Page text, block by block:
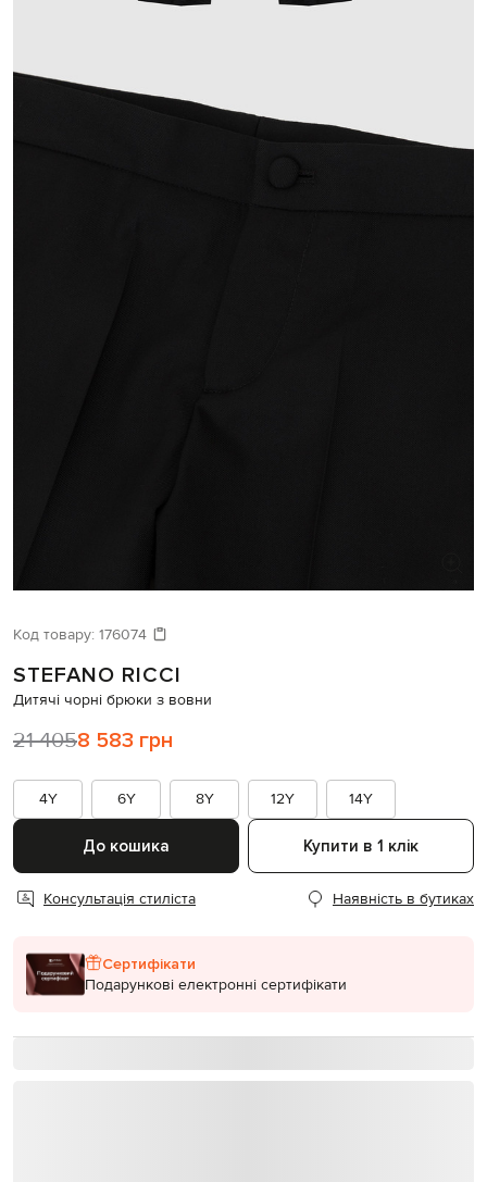
Код товару: 176074
STEFANO RICCI
Дитячі чорні брюки з вовни
21 4058 583 грн
4Y 6Y 8Y 12Y 14Y
До кошика Купити в 1 клік
Консультація стиліста Наявність в бутиках
Сертифікати
Подарункові електронні сертифікати